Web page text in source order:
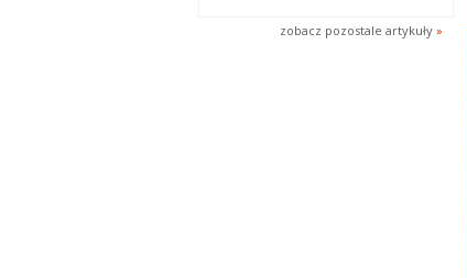
zobacz pozostale artykuły »